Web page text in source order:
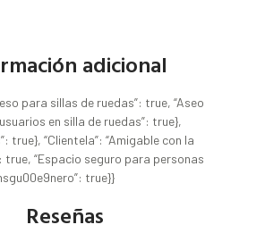
adicional
para sillas de ruedas”: true, “Aseo
en silla de ruedas”: true},
true}, “Clientela”: “Amigable con la
true, “Espacio seguro para personas
true}}
Reseñas